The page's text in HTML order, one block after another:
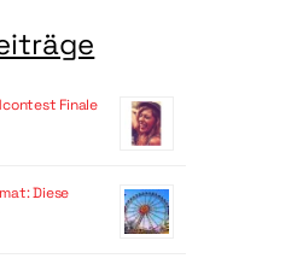
Finale
Diese